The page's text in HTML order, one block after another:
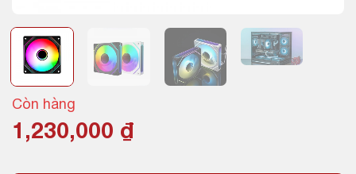
Còn hàng
1,230,000 ₫